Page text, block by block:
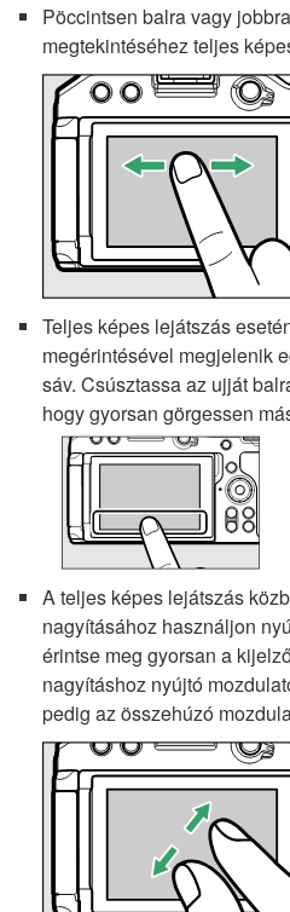
Pöccintsen balra vagy
megtekintéséhez teljes
Teljes képes lejátszás
megérintésével megjelenik
sáv. Csúsztassa az ujját
hogy gyorsan görgessen
A teljes képes lejátszás
nagyításához használjon
érintse meg gyorsan a
nagyításhoz nyújtó
pedig az összehúzó